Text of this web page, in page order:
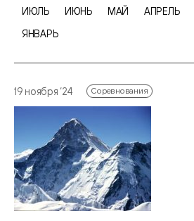
ИЮЛЬ
ИЮНЬ МАЙ АПРЕЛЬ
ЯНВАРЬ
19 ноября ‘24 Соревнования